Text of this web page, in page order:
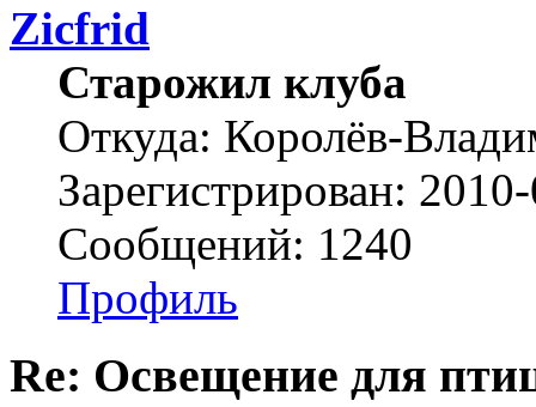
Zicfrid
Старожил клуба
Откуда: Королёв-
Зарегистрирован:
Сообщений: 1240
Профиль
Re: Освещение для